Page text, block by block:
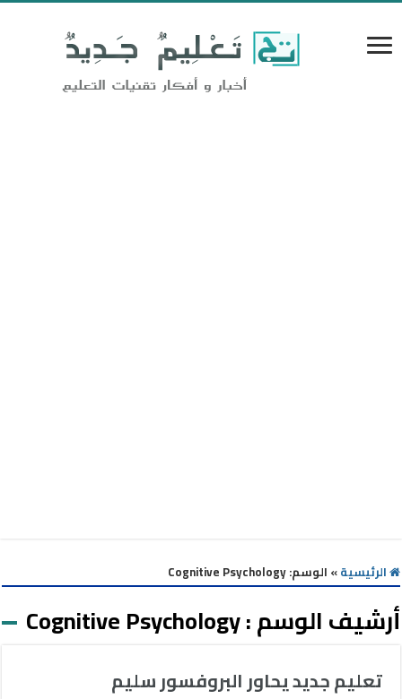
الرئيسية» الوسم:Cognitive Psychology
أرشيف الوسم :Cognitive Psychology
تعليم جديد يحاور البروفسور سليم